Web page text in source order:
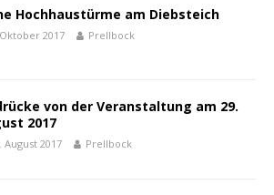
Hochhaustürme am Diebsteich
2017 Prellbock
von der Veranstaltung am 29.
2017
August 2017 Prellbock